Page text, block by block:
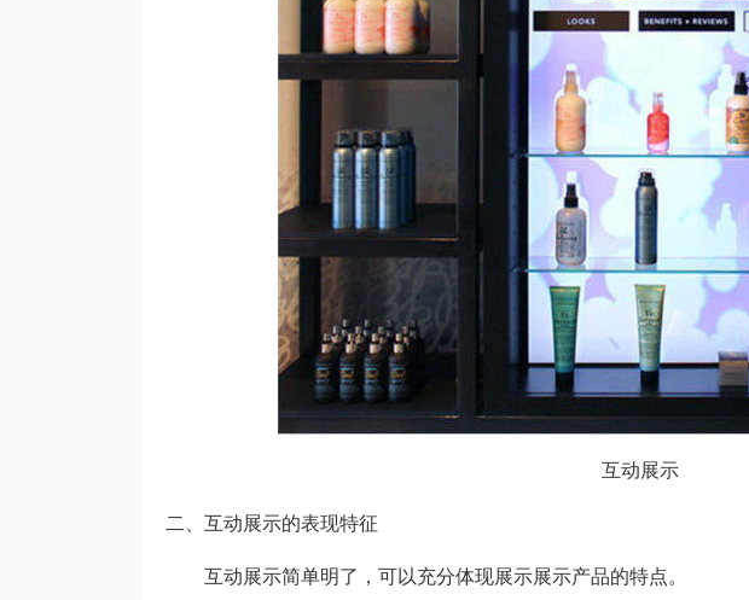
互动展示
二、互动展示的表现特征
互动展示简单明了，可以充分体现展示展示产品的特点。